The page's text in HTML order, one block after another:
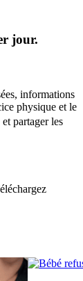
jour.
informations
physique et le
partager les